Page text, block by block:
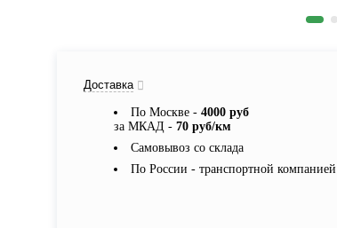
Доставка
По Москве - 4000 руб
за МКАД - 70 руб/км
Самовывоз со склада
По России - транспортной компанией